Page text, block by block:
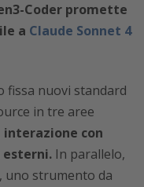
Coder promette
a Claude Sonnet 4
fissa nuovi standard
in tre aree
con
In parallelo,
uno strumento da